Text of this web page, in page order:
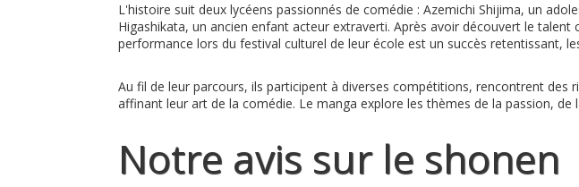
L'histoire suit deux lycéens passionnés de comédie : Azemichi Shijima, un
Higashikata, un ancien enfant acteur extraverti. Après avoir découvert le
performance lors du festival culturel de leur école est un succès retentissant,
Au fil de leur parcours, ils participent à diverses compétitions, rencontrent
affinant leur art de la comédie. Le manga explore les thèmes de la passion,
Notre avis sur le shonen